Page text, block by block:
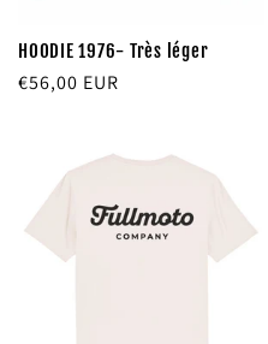
HOODIE 1976- Très léger
Prix
€56,00 EUR